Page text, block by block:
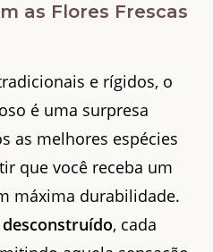
as Flores Frescas
e rígidos, o
é uma surpresa
as melhores espécies
que você receba um
máxima durabilidade.
, cada